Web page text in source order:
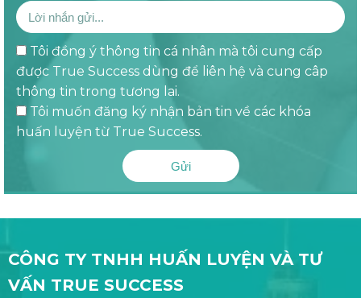
Tôi đồng ý thông tin cá nhân mà tôi cung cấp
được True Success dùng để liên hệ và cung câp
thông tin trong tương lai.
Tôi muốn đăng ký nhận bản tin về các khóa
huấn luyện từ True Success.
Gửi
CÔNG TY TNHH HUẤN LUYỆN VÀ TƯ
VẤN TRUE SUCCESS